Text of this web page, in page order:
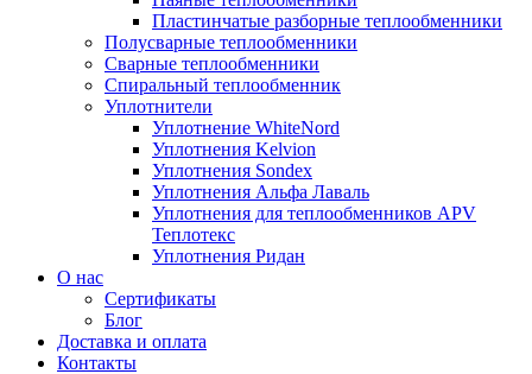
Пластинчатые разборные теплообменники
Полусварные теплообменники
Сварные теплообменники
Спиральный теплообменник
Уплотнители
Уплотнение WhiteNord
Уплотнения Kelvion
Уплотнения Sondex
Уплотнения Альфа Лаваль
Уплотнения для теплообменников APV
Теплотекс
Уплотнения Ридан
О нас
Сертификаты
Блог
Доставка и оплата
Контакты